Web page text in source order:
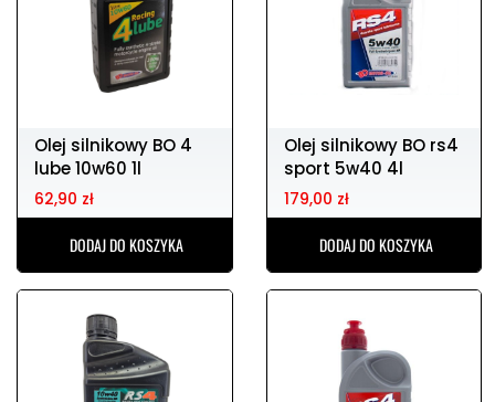
Olej silnikowy BO 4
lube 10w60 1l
62,90 zł
DODAJ DO KOSZYKA
Olej silnikowy BO rs4
sport 5w40 4l
179,00 zł
DODAJ DO KOSZYKA